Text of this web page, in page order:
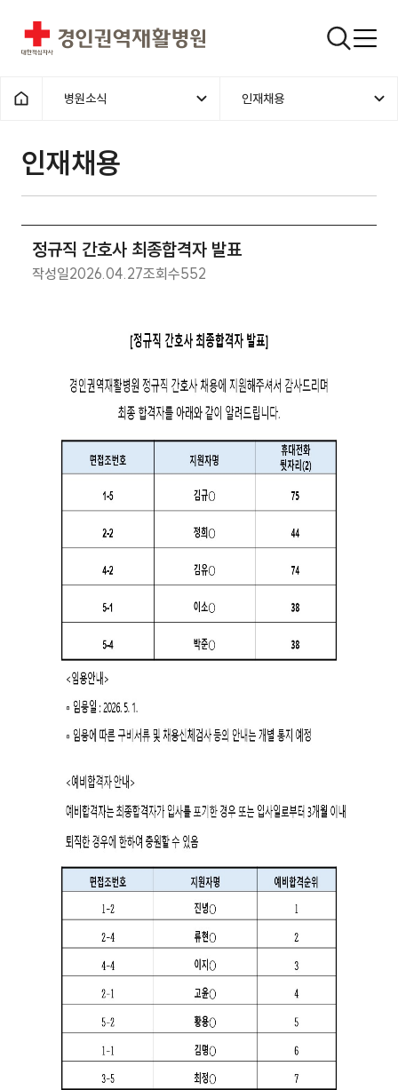
경인권역재활병원 검색창
홈으로
병원소식 인재채용
인재채용
정규직 간호사 최종합격자 발표
작성일2026.04.27조회수552